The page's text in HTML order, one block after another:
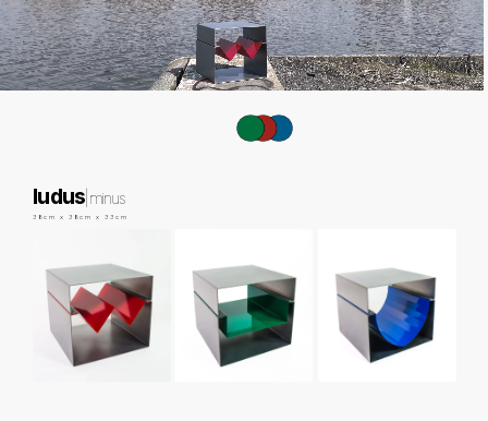
ludus minus
38cm x 38cm x 33cm